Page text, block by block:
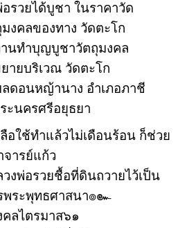
รวยได้บูชา ในราคาวัด
งคลของทาง วัดตะโก
นทำบุญบูชาวัตถุมงคล
ายบริเวณ วัดตะโก
ดอนหญ้านาง อำเภอภาชี
ะนครศรีอยุธยา
อใช้ทำแล้วไม่เดือนร้อน ก็ช่วย
จารย์แก้ว
งพ่อรวยชื้อที่ดินถวายไว้เป็น
พระพุทธศาสนา๏๛
คลไตรมาส๖๑